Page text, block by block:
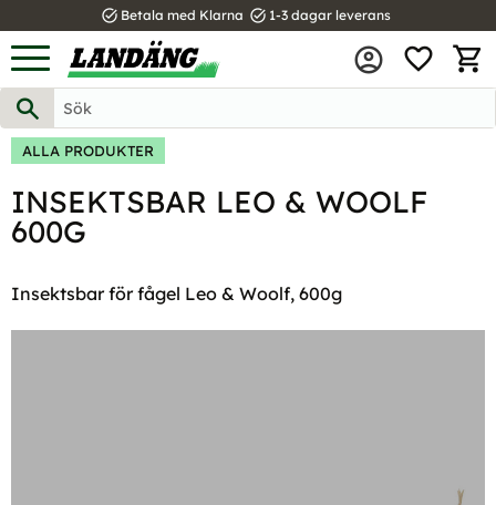
Meny
task_alt Betala med Klarna task_alt 1-3 dagar leverans
ALLA PRODUKTER
INSEKTSBAR LEO & WOOLF
600G
Insektsbar för fågel Leo & Woolf, 600g